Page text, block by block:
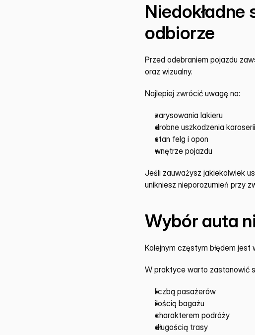
odbiorze
Przed odebraniem pojazdu
oraz wizualny.
Najlepiej zwrócić uwagę na:
zarysowania lakieru
drobne uszkodzenia karoserii
stan felg i opon
wnętrze pojazdu
Jeśli zauważysz jakiekolwiek
unikniesz nieporozumień przy
Wybór auta
Kolejnym częstym błędem
W praktyce warto zastanowić
liczbą pasażerów
ilością bagażu
charakterem podróży
długością trasy